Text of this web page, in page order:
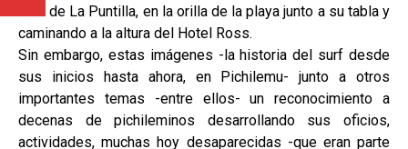
olas de La Puntilla, en la orilla de la playa junto a su tabla y
caminando a la altura del Hotel Ross.
Sin embargo, estas imágenes -la historia del surf desde
sus inicios hasta ahora, en Pichilemu- junto a otros
importantes temas -entre ellos- un reconocimiento a
decenas de pichileminos desarrollando sus oficios,
actividades, muchas hoy desaparecidas -que eran parte